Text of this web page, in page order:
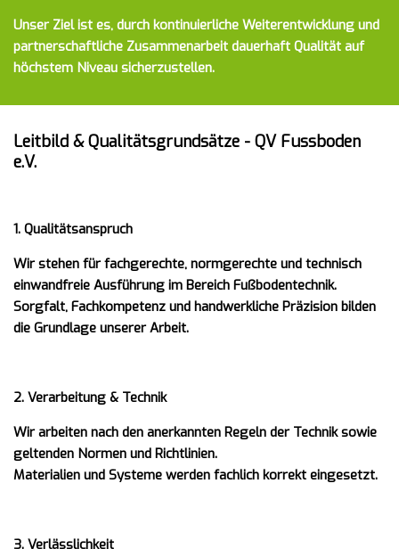
Unser Ziel ist es, durch kontinuierliche Weiterentwicklung und
partnerschaftliche Zusammenarbeit dauerhaft Qualität auf
höchstem Niveau sicherzustellen.
Leitbild & Qualitätsgrundsätze - QV Fussboden
e.V.
1. Qualitätsanspruch
Wir stehen für fachgerechte, normgerechte und technisch
einwandfreie Ausführung im Bereich Fußbodentechnik.
Sorgfalt, Fachkompetenz und handwerkliche Präzision bilden
die Grundlage unserer Arbeit.
2. Verarbeitung & Technik
Wir arbeiten nach den anerkannten Regeln der Technik sowie
geltenden Normen und Richtlinien.
Materialien und Systeme werden fachlich korrekt eingesetzt.
3. Verlässlichkeit